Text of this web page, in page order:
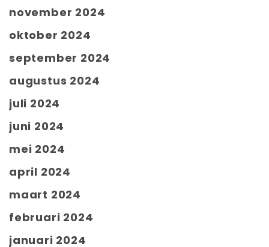
november 2024
oktober 2024
september 2024
augustus 2024
juli 2024
juni 2024
mei 2024
april 2024
maart 2024
februari 2024
januari 2024